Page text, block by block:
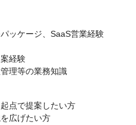
ッケージ、SaaS営業経験
経験
理等の業務知識
点で提案したい方
広げたい方